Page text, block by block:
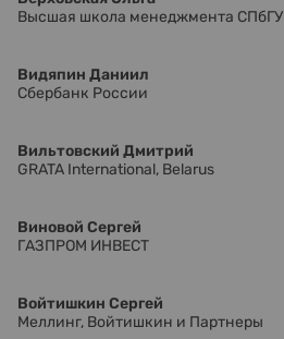
Высшая школа менеджмента СПбГУ
Видяпин Даниил
Сбербанк России
Вильтовский Дмитрий
GRATA International, Belarus
Виновой Сергей
ГАЗПРОМ ИНВЕСТ
Войтишкин Сергей
Меллинг, Войтишкин и Партнеры